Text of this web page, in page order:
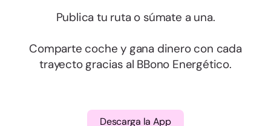
Publica tu ruta o súmate a una.
Comparte coche y gana dinero con cada
trayecto gracias al BBono Energético.
Descarga la App